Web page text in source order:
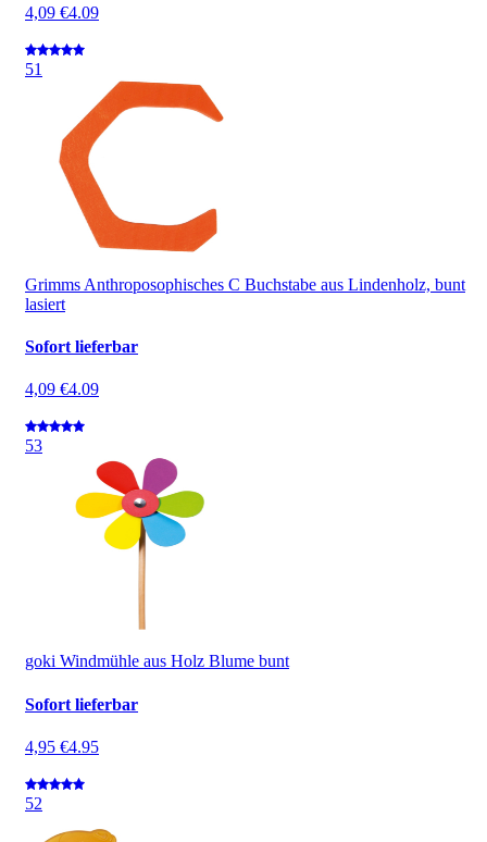
4,09 €4.09
51
Grimms Anthroposophisches C Buchstabe aus Lindenholz, bunt
lasiert
Sofort lieferbar
4,09 €4.09
53
goki Windmühle aus Holz Blume bunt
Sofort lieferbar
4,95 €4.95
52